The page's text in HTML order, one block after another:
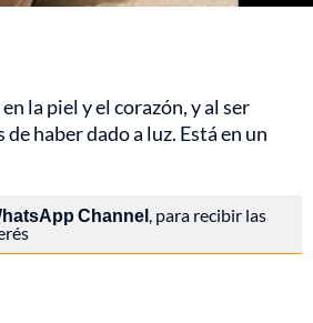
la piel y el corazón, y al ser
haber dado a luz. Está en un
Channel, para recibir las